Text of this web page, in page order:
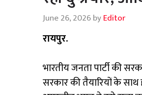
June 26, 2026byEditor
रायपुर.
भारतीय जनता पार्टी की
सरकार की तैयारियों के साथ